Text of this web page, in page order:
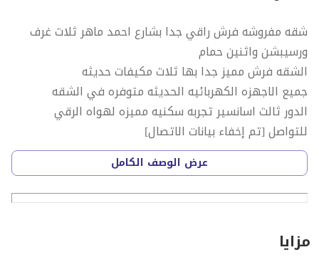
شقه مفروشه فرش راقي جدا بشارع احمد ماهر ثلاث غرف
ورسيبشن واثنين حمام
الشقه فرش مميز جدا بها ثلاث مكيفات حديثه
جميع الاجهزه الكهربائيه الحديثه متوفره في الشقه
الدور ثالث اسانسير تجربه سكنيه مميزه لهواه الرقي
للتواصل [تم إخفاء بيانات الاتصال]
عرض الوصف الكامل
مزايا